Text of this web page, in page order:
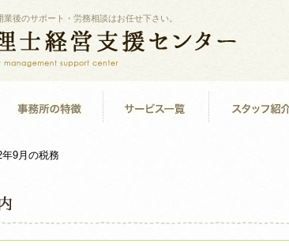
後のサポート・労務相談はお任せ下さい。
年9月の税務